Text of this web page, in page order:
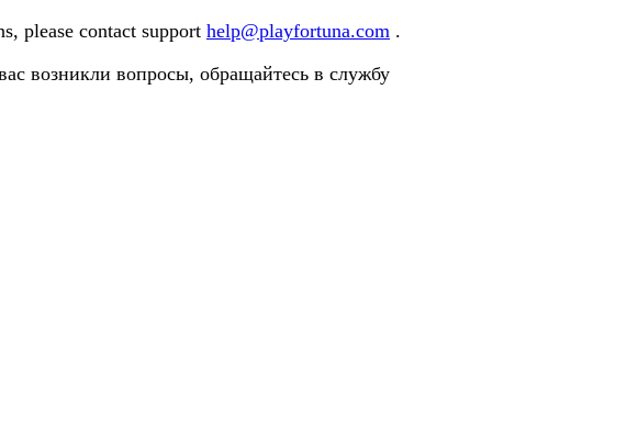
please contact support help@playfortuna.com .
возникли вопросы, обращайтесь в службу